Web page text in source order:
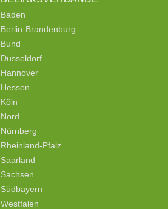
Baden
Berlin-Brandenburg
Bund
Düsseldorf
Hannover
Hessen
Köln
Nord
Nürnberg
Rheinland-Pfalz
Saarland
Sachsen
Südbayern
Westfalen